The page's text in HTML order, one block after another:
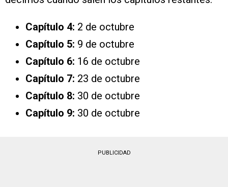
Capítulo 4: 2 de octubre
Capítulo 5: 9 de octubre
Capítulo 6: 16 de octubre
Capítulo 7: 23 de octubre
Capítulo 8: 30 de octubre
Capítulo 9: 30 de octubre
PUBLICIDAD